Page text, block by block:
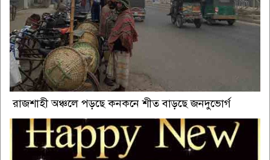
রাজশাহী অঞ্চলে পড়ছে কনকনে শীত বাড়ছে জনদুভোর্গ